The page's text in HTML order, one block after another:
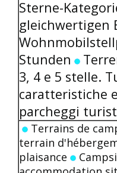
Sterne-
gleichwertigen
Stunden
3, 4 e 5 stelle.
caratteristiche
parcheggi
Terrains de
terrain
plaisance